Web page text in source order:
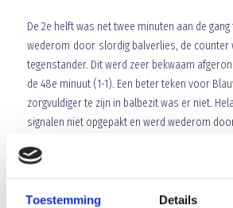
Toestemming Details
De 2e helft was net twee minuten aan de gang
wederom door slordig balverlies, de counter
tegenstander. Dit werd zeer bekwaam
de 48e minuut (1-1). Een beter teken voor
zorgvuldiger te zijn in balbezit was er niet.
signalen niet opgepakt en werd wederom
blijkt een specialiteit van deze ploeg te zijn
uitgevoerd in de 53e minuut (1-2). In de 60e
slap geduelleerd waardoor er makkelijk een